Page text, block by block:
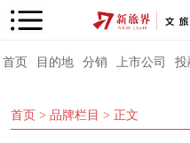
首页 目的地 分销 上市公司 投
首页 > 品牌栏目 > 正文